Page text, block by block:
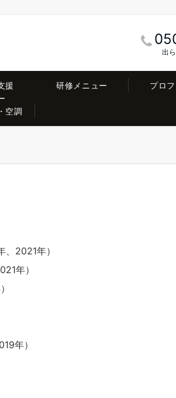
出
援
空調
研修メニュー プロ
2021年）
年）
年）